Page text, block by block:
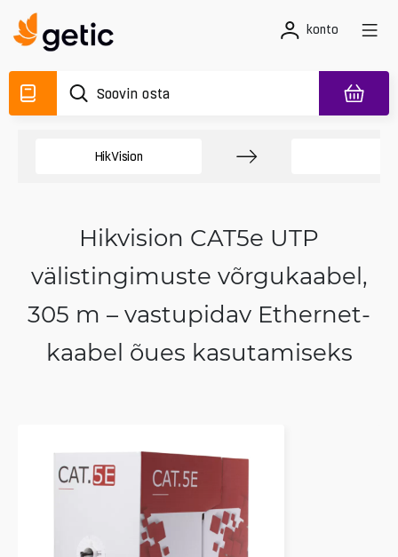
konto
HikVision
Hikvision CAT5e UTP
välistingimuste võrgukaabel,
305 m – vastupidav Ethernet-
kaabel õues kasutamiseks